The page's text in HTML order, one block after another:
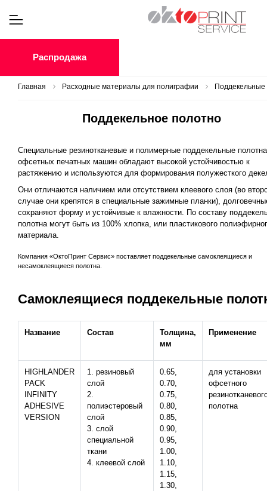
Распродажа
Главная Расходные материалы для полиграфии
Поддекельное полотно
Специальные резинотканевые и полимерные поддекельные
офсетных печатных машин обладают высокой устойчивостью к
растяжению и используются для формирования полужесткого
Они отличаются наличием или отсутствием клеевого слоя (во
случае они крепятся в специальные зажимные планки),
сохраняют форму и устойчивые к влажности. По составу
полотна могут быть из 100% хлопка, или пластикового
материала.
Компания «ОктоПринт Сервис» поставляет поддекельные самоклеящиеся и
несамоклеящиеся полотна.
Самоклеящиеся поддекельные
Название Состав
Толщина,
мм
Применение
HIGHLANDER
PACK
INFINITY
ADHESIVE
VERSION
1. резиновый
слой
2.
полиэстеровый
слой
3. слой
специальной
ткани
4. клеевой слой
0.65,
0.70,
0.75,
0.80,
0.85,
0.90,
0.95,
1.00,
1.10,
1.15,
1.30,
для установки
офсетного
полотна